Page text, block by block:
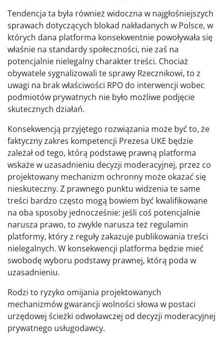
Tendencja ta była również widoczna w najgłośniejszych
sprawach dotyczących blokad nakładanych w Polsce, w
których dana platforma konsekwentnie powoływała się
właśnie na standardy społeczności, nie zaś na
potencjalnie nielegalny charakter treści. Chociaż
obywatele sygnalizowali te sprawy Rzecznikowi, to z
uwagi na brak właściwości RPO do interwencji wobec
podmiotów prywatnych nie było możliwe podjęcie
skutecznych działań.
Konsekwencją przyjętego rozwiązania może być to, że
faktyczny zakres kompetencji Prezesa UKE będzie
zależał od tego, którą podstawę prawną platforma
wskaże w uzasadnieniu decyzji moderacyjnej, przez co
projektowany mechanizm ochronny może okazać się
nieskuteczny. Z prawnego punktu widzenia te same
treści bardzo często mogą bowiem być kwalifikowane
na oba sposoby jednocześnie: jeśli coś potencjalnie
narusza prawo, to zwykle narusza też regulamin
platformy, który z reguły zakazuje publikowania treści
nielegalnych. W konsekwencji platforma będzie mieć
swobodę wyboru podstawy prawnej, którą poda w
uzasadnieniu.
Rodzi to ryzyko omijania projektowanych
mechanizmów gwarancji wolności słowa w postaci
urzędowej ścieżki odwoławczej od decyzji moderacyjnej
prywatnego usługodawcy.